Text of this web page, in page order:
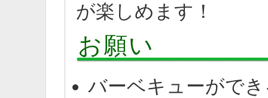
が楽しめます！
お願い
バーベキューがで